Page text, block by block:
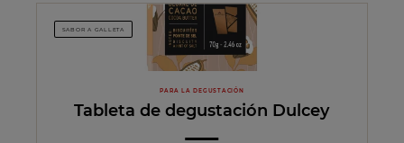
SABOR A GALLETA
PARA LA DEGUSTACIÓN
Tableta de degustación Dulcey